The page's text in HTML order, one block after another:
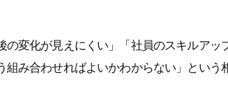
変化が見えにくい」「社員のスキルアッ
み合わせればよいかわからない」という